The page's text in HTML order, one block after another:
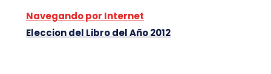
Navegando por Internet
Eleccion del Libro del Año 2012